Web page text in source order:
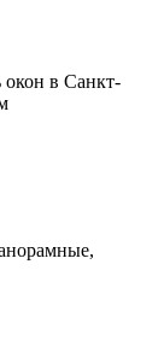
в Санкт-